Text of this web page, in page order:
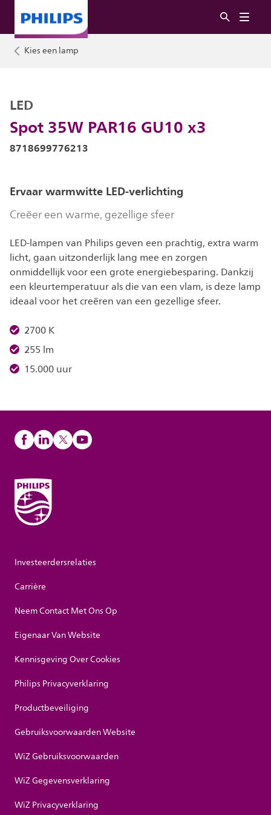
Kies een lamp
Spot 35W PAR16 GU10 x3
LED
8718699776213
Ervaar warmwitte LED-verlichting
Creëer een warme, gezellige sfeer
LED-lampen van Philips geven een prachtig, extra warm
licht, gaan uitzonderlijk lang mee en zorgen
onmiddellijk voor een grote energiebesparing. Dankzij
een kleurtemperatuur als die van een vlam, is deze lamp
ideaal voor het creëren van een gezellige sfeer.
2700 K
255 lm
15.000 uur
Investeerdersrelaties
Carrière
Neem Contact Met Ons Op
Eigenaar Van Website
Kennisgeving Over Cookies
Philips Privacyverklaring
Productbeveiliging
Gebruiksvoorwaarden Website
WiZ Gebruiksvoorwaarden
WiZ Gegevensverklaring
WiZ Privacyverklaring